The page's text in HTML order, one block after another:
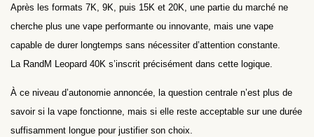
Après les formats 7K, 9K, puis 15K et 20K, une partie du marché ne
cherche plus une vape performante ou innovante, mais une vape
capable de durer longtemps sans nécessiter d’attention constante.
La RandM Leopard 40K s’inscrit précisément dans cette logique.
À ce niveau d’autonomie annoncée, la question centrale n’est plus de
savoir si la vape fonctionne, mais si elle reste acceptable sur une durée
suffisamment longue pour justifier son choix.